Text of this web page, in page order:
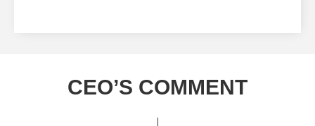
CEO’S COMMENT